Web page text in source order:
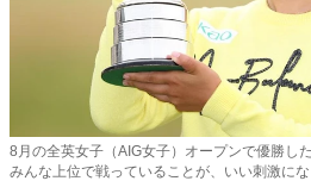
8月の全英女子（AIG女子）オープンで優勝し
みんな上位で戦っていることが、いい刺激に